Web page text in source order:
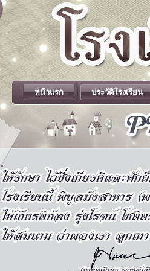
.
.
หน้าแรก ประวัติโรงเรียน